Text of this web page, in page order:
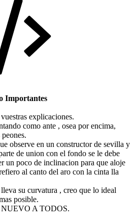
Importantes
explicaciones.
como ante , osea por encima,
observe en un constructor de sevilla y
de union con el fondo se le debe
un poco de inclinacion para que aloje
al canto del aro con la cinta lla
su curvatura , creo que lo ideal
posible.
A TODOS.